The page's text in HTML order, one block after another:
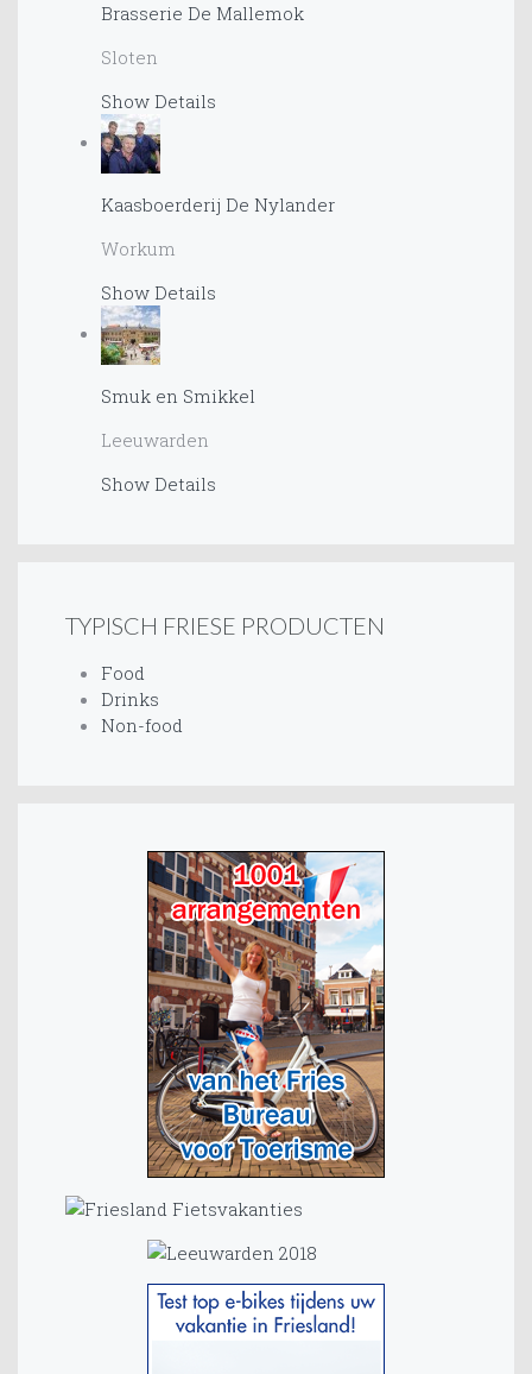
Brasserie De Mallemok
Sloten
Show Details
Kaasboerderij De Nylander
Workum
Show Details
Smuk en Smikkel
Leeuwarden
Show Details
TYPISCH FRIESE PRODUCTEN
Food
Drinks
Non-food